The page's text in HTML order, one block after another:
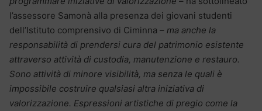
l’assessore Samonà alla presenza dei giovani studenti
dell’Istituto comprensivo di Ciminna – ma anche la
responsabilità di prendersi cura del patrimonio esistente
attraverso attività di custodia, manutenzione e restauro.
Sono attività di minore visibilità, ma senza le quali è
impossibile costruire qualsiasi altra iniziativa di
valorizzazione. Espressioni artistiche di pregio come la